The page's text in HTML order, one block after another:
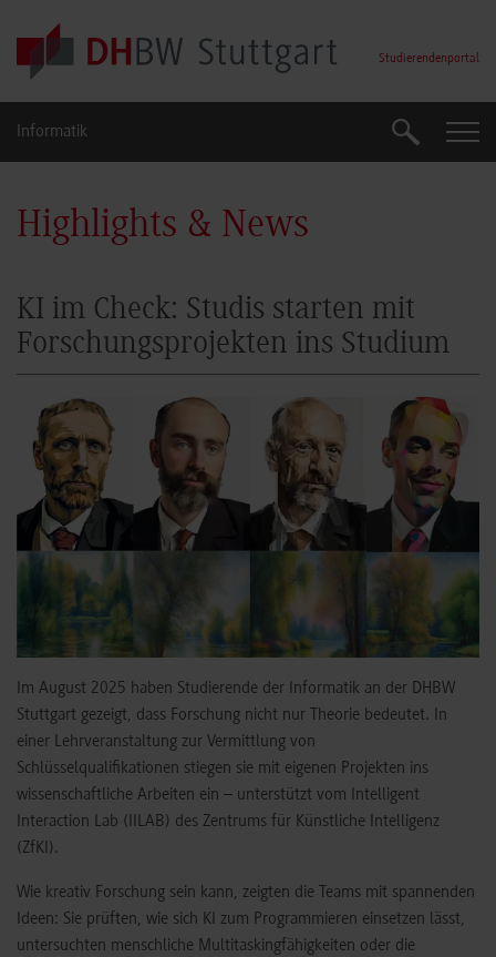
Skip to main content
Studierendenportal
Informatik Suche
Highlights & News
KI im Check: Studis starten mit
Forschungsprojekten ins Studium
Im August 2025 haben Studierende der Informatik an der DHBW
Stuttgart gezeigt, dass Forschung nicht nur Theorie bedeutet. In
einer Lehrveranstaltung zur Vermittlung von
Schlüsselqualifikationen stiegen sie mit eigenen Projekten ins
wissenschaftliche Arbeiten ein – unterstützt vom Intelligent
Interaction Lab (IILAB) des Zentrums für Künstliche Intelligenz
(ZfKI).
Wie kreativ Forschung sein kann, zeigten die Teams mit spannenden
Ideen: Sie prüften, wie sich KI zum Programmieren einsetzen lässt,
untersuchten menschliche Multitaskingfähigkeiten oder die